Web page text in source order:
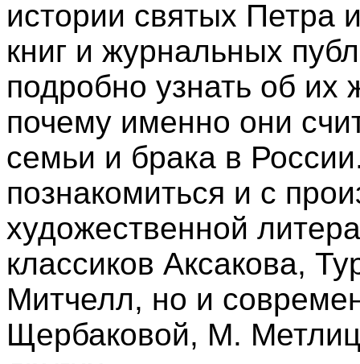
истории святых Петра
книг и журнальных
подробно узнать об их
почему именно они
семьи и брака в
познакомиться и с
художественной
классиков Аксакова,
Митчелл, но и
Щербаковой, М.